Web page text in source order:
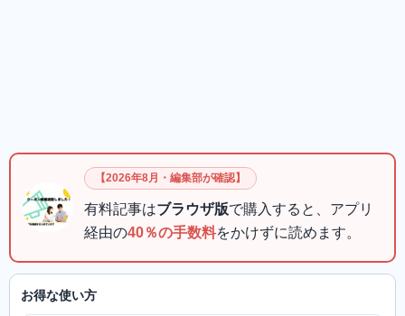
【2026年8月・編集部が確認】
有料記事はブラウザ版で購入すると、アプリ
経由の40％の手数料をかけずに読めます。
お得な使い方